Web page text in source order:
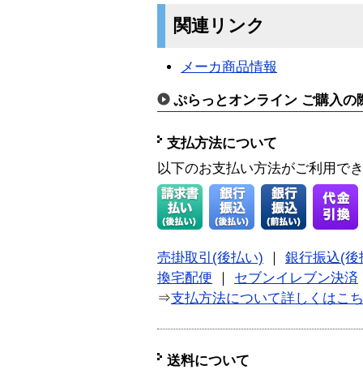
関連リンク
メーカ商品情報
ぷらっとオンライン ご購入の
支払方法について
以下のお支払い方法がご利用で
売掛取引(後払い)
銀行振込(後
換宅配便
セブンイレブン決済
⇒支払方法について詳しくはこ
送料について